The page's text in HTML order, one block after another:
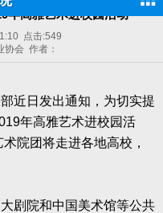
年高雅艺术进校园活动
点击:549
协会 作者：
近日发出通知，为切实提
年高雅艺术进校园活
院团将走进各地高校，
剧院和中国美术馆等公共